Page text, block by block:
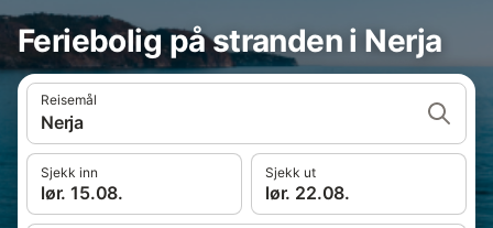
Feriebolig på stranden i Nerja
Reisemål
Nerja
Sjekk inn
lør. 15.08.
Sjekk ut
lør. 22.08.